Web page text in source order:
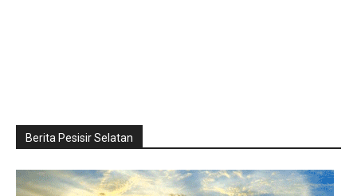
Berita Pesisir Selatan